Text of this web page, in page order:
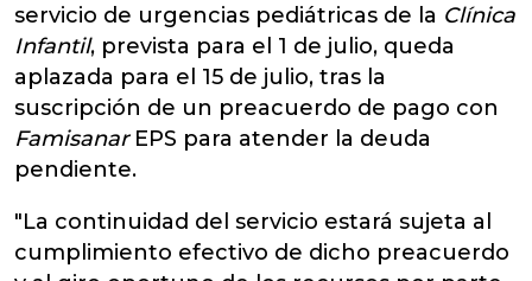
servicio de urgencias pediátricas de la Clínica
Infantil, prevista para el 1 de julio, queda
aplazada para el 15 de julio, tras la
suscripción de un preacuerdo de pago con
FamisanarEPS para atender la deuda
pendiente.
"La continuidad del servicio estará sujeta al
cumplimiento efectivo de dicho preacuerdo